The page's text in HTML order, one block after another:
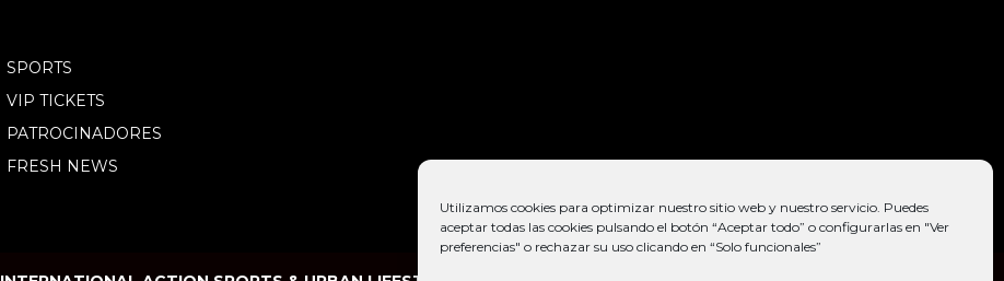
Utilizamos cookies para optimizar nuestro sitio web y nuestro servicio. Puedes
aceptar todas las cookies pulsando el botón “Aceptar todo” o configurarlas en "Ver
preferencias" o rechazar su uso clicando en “Solo funcionales”
SPORTS
VIP TICKETS
PATROCINADORES
FRESH NEWS